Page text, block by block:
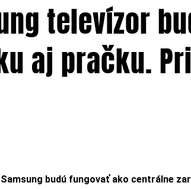
televízor
aj pračku.
budú fungovať ako centrálne